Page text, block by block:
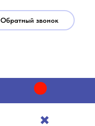
Обратный звонок
✖️